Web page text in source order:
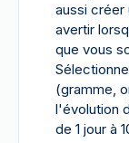
aussi créer
avertir
que vous
(gramme,
l'évolution
de 1 jour à